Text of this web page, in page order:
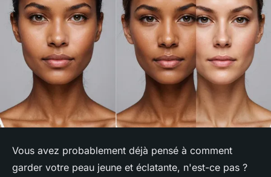
Vous avez probablement déjà pensé à comment
garder votre peau jeune et éclatante, n'est-ce pas ?